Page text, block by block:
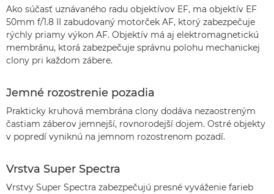
Ako súčasť uznávaného radu objektívov EF, ma objektív EF
50mm f/1.8 II zabudovaný motorček AF, ktorý zabezpečuje
rýchly priamy výkon AF. Objektív má aj elektromagnetickú
membránu, ktorá zabezpečuje správnu polohu mechanickej
clony pri každom zábere.
Jemné rozostrenie pozadia
Prakticky kruhová membrána clony dodáva nezaostreným
častiam záberov jemnejší, rovnorodejší dojem. Ostré objekty
v popredí vyniknú na jemnom rozostrenom pozadí.
Vrstva Super Spectra
Vrstvy Super Spectra zabezpečujú presné vyváženie farieb